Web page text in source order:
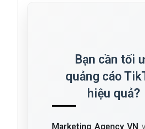
Bạn cần tối
quảng cáo
hiệu quả?
Marketing Agency VN